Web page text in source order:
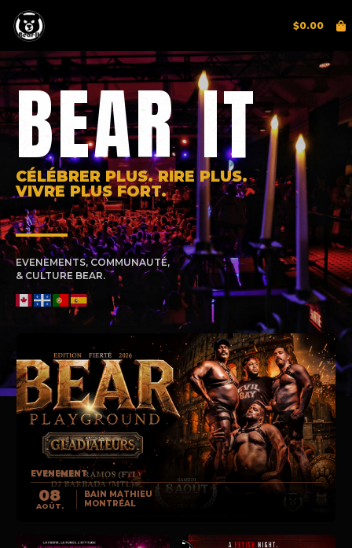
$0.00
BEAR IT
CÉLÉBRER PLUS. RIRE PLUS.
VIVRE PLUS FORT.
EVENEMENTS, COMMUNAUTÉ,
& CULTURE BEAR.
EVENEMENT
08
AOÛT.
BAIN MATHIEU
MONTRÉAL